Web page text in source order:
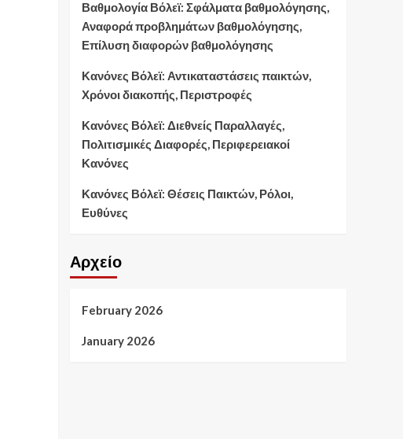
Βαθμολογία Βόλεϊ: Σφάλματα βαθμολόγησης,
Αναφορά προβλημάτων βαθμολόγησης,
Επίλυση διαφορών βαθμολόγησης
Κανόνες Βόλεϊ: Αντικαταστάσεις παικτών,
Χρόνοι διακοπής, Περιστροφές
Κανόνες Βόλεϊ: Διεθνείς Παραλλαγές,
Πολιτισμικές Διαφορές, Περιφερειακοί
Κανόνες
Κανόνες Βόλεϊ: Θέσεις Παικτών, Ρόλοι,
Ευθύνες
Αρχείο
February 2026
January 2026